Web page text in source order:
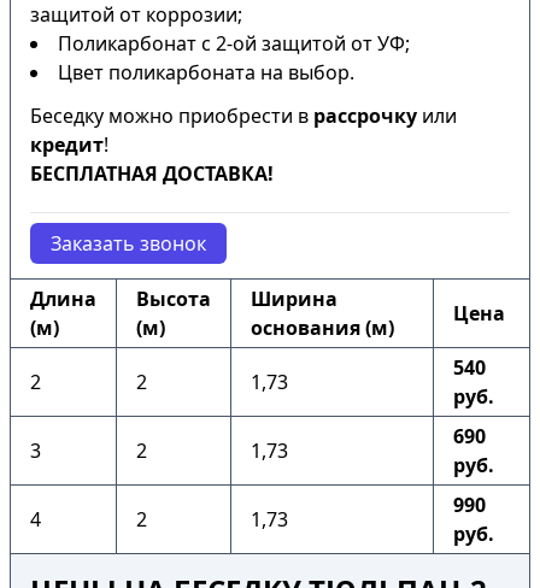
защитой от коррозии;
Поликарбонат с 2-ой защитой от УФ;
Цвет поликарбоната на выбор.
Беседку можно приобрести в рассрочку или
кредит!
БЕСПЛАТНАЯ ДОСТАВКА!
Заказать звонок
Длина
(м)
Высота
(м)
Ширина
основания (м)
Цена
2 2 1,73
540
руб.
3 2 1,73
690
руб.
4 2 1,73
990
руб.